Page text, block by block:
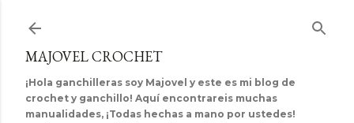
MAJOVEL CROCHET
¡Hola ganchilleras soy Majovel y este es mi blog de
crochet y ganchillo! Aquí encontrareis muchas
manualidades, ¡Todas hechas a mano por ustedes!